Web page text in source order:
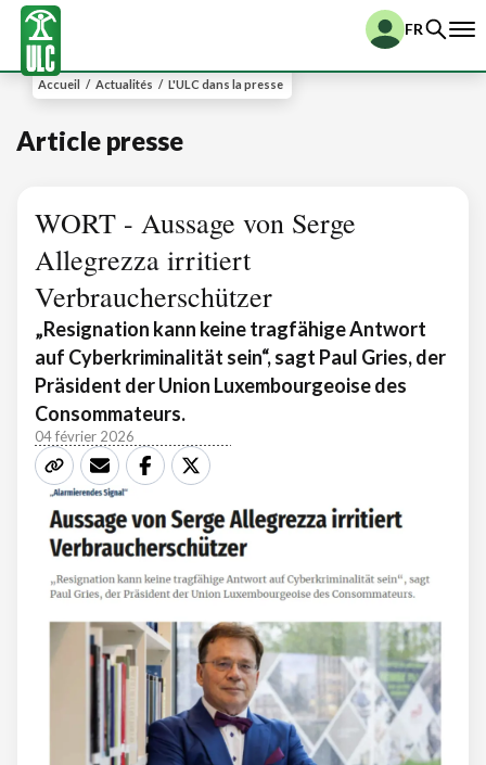
FR
Accueil / Actualités / L'ULC dans la presse
Article presse
WORT - Aussage von Serge
Allegrezza irritiert
Verbraucherschützer
„Resignation kann keine tragfähige Antwort
auf Cyberkriminalität sein“, sagt Paul Gries, der
Präsident der Union Luxembourgeoise des
Consommateurs.
04 février 2026